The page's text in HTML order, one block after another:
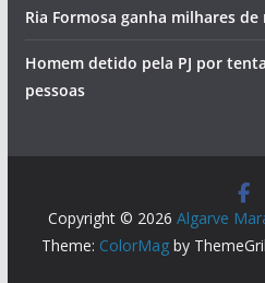
Ria Formosa ganha milhares
Homem detido pela PJ por
pessoas
Copyright © 2026Algarve
Theme: ColorMagby